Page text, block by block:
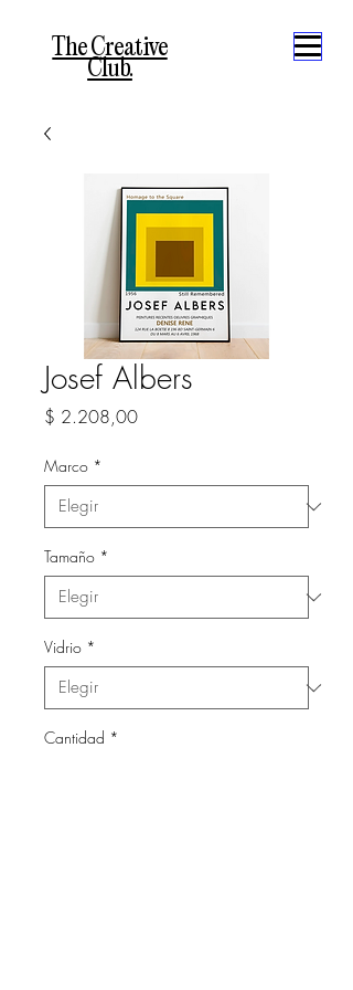
The Creative
Club.
Josef Albers
$ 2.208,00Precio
Marco *
Tamaño *
Vidrio *
Cantidad *